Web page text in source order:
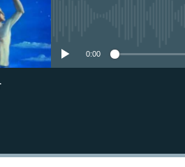
0:00